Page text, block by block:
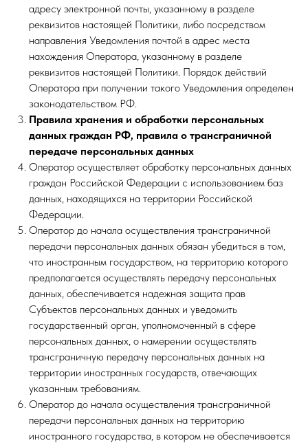
адресу электронной почты, указанному в разделе
реквизитов настоящей Политики, либо посредством
направления Уведомления почтой в адрес места
нахождения Оператора, указанному в разделе
реквизитов настоящей Политики. Порядок действий
Оператора при получении такого Уведомления определен
законодательством РФ.
Правила хранения и обработки персональных
данных граждан РФ, правила о трансграничной
передаче персональных данных
Оператор осуществляет обработку персональных данных
граждан Российской Федерации с использованием баз
данных, находящихся на территории Российской
Федерации.
Оператор до начала осуществления трансграничной
передачи персональных данных обязан убедиться в том,
что иностранным государством, на территорию которого
предполагается осуществлять передачу персональных
данных, обеспечивается надежная защита прав
Субъектов персональных данных и уведомить
государственный орган, уполномоченный в сфере
персональных данных, о намерении осуществлять
трансграничную передачу персональных данных на
территории иностранных государств, отвечающих
указанным требованиям.
Оператор до начала осуществления трансграничной
передачи персональных данных на территорию
иностранного государства, в котором не обеспечивается